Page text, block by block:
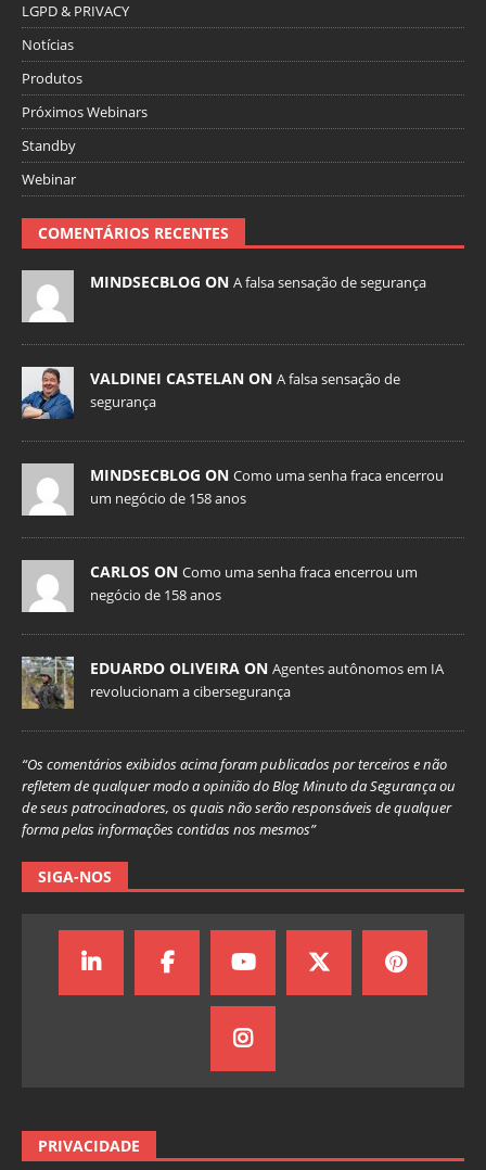
LGPD & PRIVACY
Notícias
Produtos
Próximos Webinars
Standby
Webinar
COMENTÁRIOS RECENTES
MINDSECBLOG ON A falsa sensação de segurança
VALDINEI CASTELAN ON A falsa sensação de
segurança
MINDSECBLOG ON Como uma senha fraca encerrou
um negócio de 158 anos
CARLOS ON Como uma senha fraca encerrou um
negócio de 158 anos
EDUARDO OLIVEIRA ON Agentes autônomos em IA
revolucionam a cibersegurança
“Os comentários exibidos acima foram publicados por terceiros e não
refletem de qualquer modo a opinião do Blog Minuto da Segurança ou
de seus patrocinadores, os quais não serão responsáveis de qualquer
forma pelas informações contidas nos mesmos”
SIGA-NOS
PRIVACIDADE